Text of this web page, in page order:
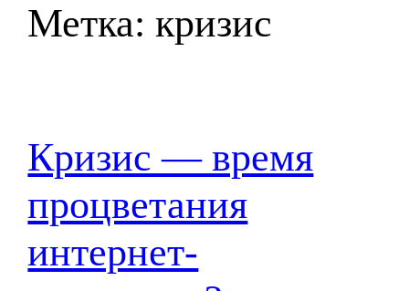
Метка:кризис
Кризис — время
процветания
интернет-